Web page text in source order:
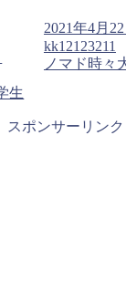
生
2021年4月22
kk12123211
ノマド時々
スポンサーリンク